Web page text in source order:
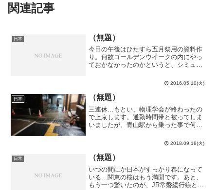
関連記事
日常 （無題）
今日の午後はひたすら五月祭用の資料作
り。何故ゴールデンウイークの内にやっ
ておかなかったのかというと、シミュレ
るのを忘れたからです。あれは失敗だっ
たな…texのコンパイルとかどうでも良い
事に時間を取られてパ...
2016.05.10(火)
日常 （無題）
三連休…もとい、物理学会が終わったの
で上京します。通勤時間帯と被ってしま
いましたが、青山駅から乗った事で何と
品川で寝ます。品川駅でJR山手線、目黒
駅で東急目黒線に乗り換えて東京工業大
大岡山キャンパスへ...
2018.09.18(火)
日常 （無題）
いつの間にか日本がすっかり春になって
いる…関東の桜はもう満開です。あと、
もう一つ驚いたのが、JR常磐緩行線と東